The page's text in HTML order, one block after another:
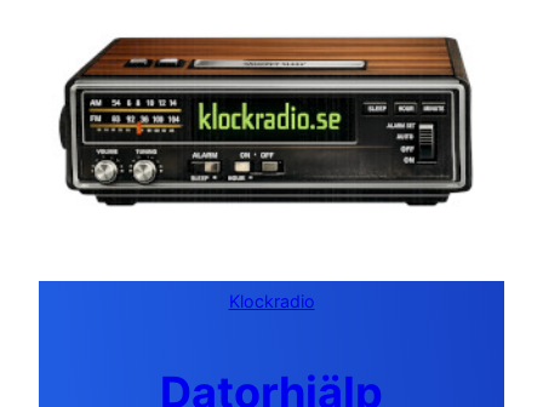
Klockradio
Datorhjälp